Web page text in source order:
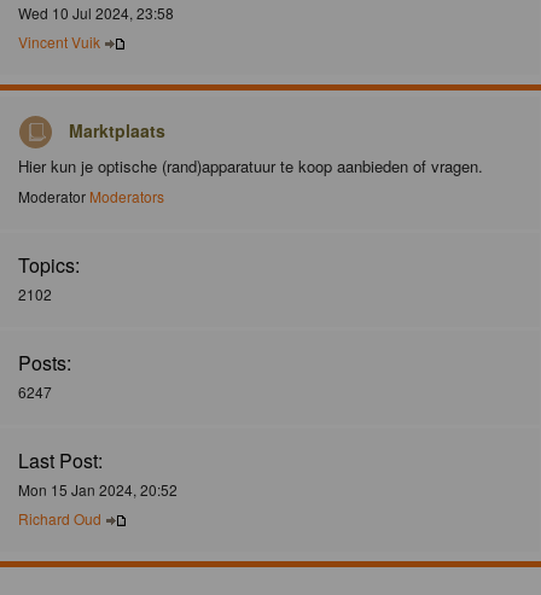
Wed 10 Jul 2024, 23:58
Vincent Vuik
Marktplaats
Hier kun je optische (rand)apparatuur te koop aanbieden of vragen.
Moderator Moderators
Topics:
2102
Posts:
6247
Last Post:
Mon 15 Jan 2024, 20:52
Richard Oud